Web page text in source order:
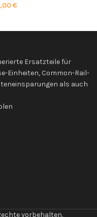
€
Ersatzteile für
Einheiten, Common-Rail-
als auch
vorbehalten.